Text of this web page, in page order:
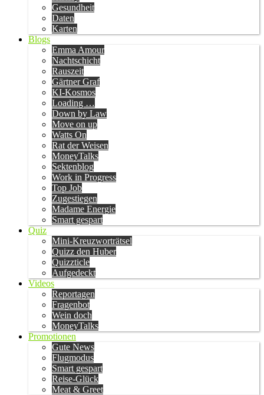
Gesundheit
Daten
Karten
Blogs
Emma Amour
Nachtschicht
Rauszeit
Gärtner Graf
KI-Kosmos
Loading …
Down by Law
Move on up
Watts On
Rat der Weisen
MoneyTalks
Sektenblog
Work in Progress
Top Job
Zugestiegen
Madame Energie
Smart gespart
Quiz
Mini-Kreuzworträtsel
Quizz den Huber
Quizzticle
Aufgedeckt
Videos
Reportagen
Fragenbot
Wein doch
MoneyTalks
Promotionen
Gute News
Flugmodus
Smart gespart
Reise-Glück
Meat & Greet